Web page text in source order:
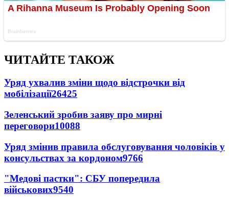
ЧИТАЙТЕ ТАКОЖ
Уряд ухвалив зміни щодо відстрочки від
мобілізації26425
Зеленський зробив заяву про мирні
переговори10088
Уряд змінив правила обслуговування чоловіків у
консульствах за кордоном9766
"Медові пастки": СБУ попередила
військових9540